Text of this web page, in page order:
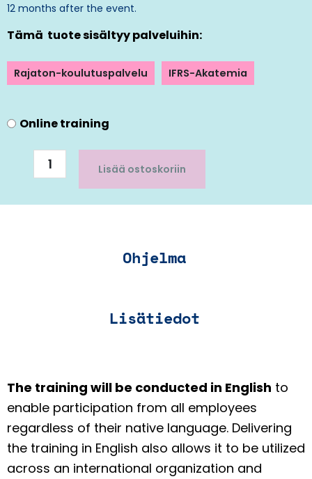
12 months after the event.
Tämä tuote sisältyy palveluihin:
Rajaton-koulutuspalvelu IFRS-Akatemia
Online training
Advanced
English)
Lisää ostoskoriin
Ohjelma
Lisätiedot
The training will be conducted in English to
enable participation from all employees
regardless of their native language. Delivering
the training in English also allows it to be utilized
across an international organization and